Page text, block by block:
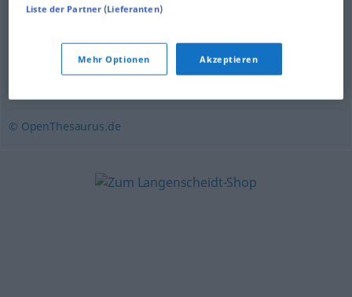
© OpenThesaurus.de
Liste der Partner (Lieferanten)
Mehr Optionen Akzeptieren